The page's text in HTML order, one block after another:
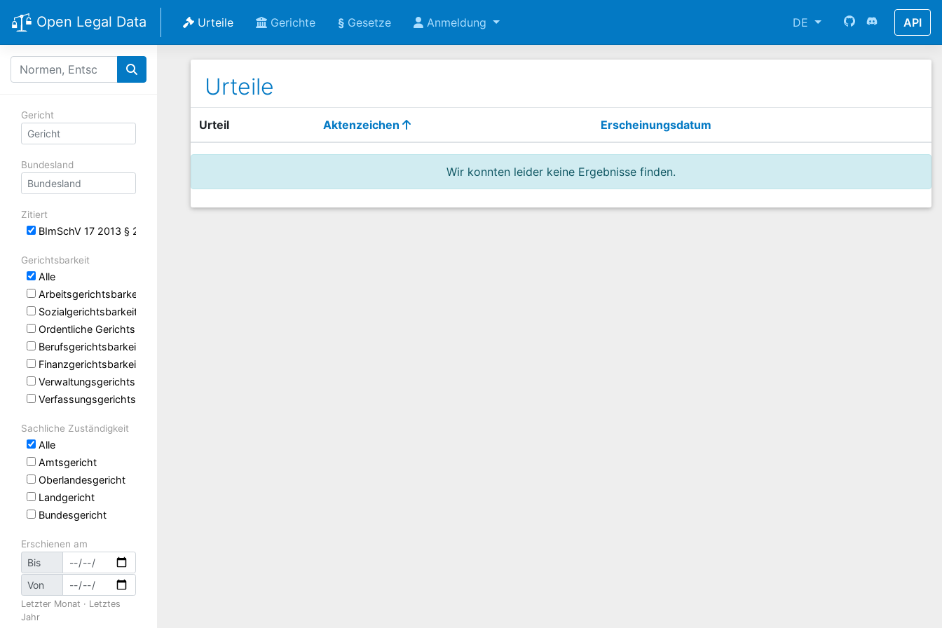
Open Legal Data Urteile Gerichte § Gesetze Anmeldung DE API
Gericht
Bundesland
Zitiert
BImSchV 17 2013 § 24 Zulassung von Ausnahmen
Gerichtsbarkeit
Alle
Arbeitsgerichtsbarkeit
Sozialgerichtsbarkeit
Ordentliche Gerichtsbarkeit
Berufsgerichtsbarkeit
Finanzgerichtsbarkeit
Verwaltungsgerichtsbarkeit
Verfassungsgerichtsbarkeit
Sachliche Zuständigkeit
Alle
Amtsgericht
Oberlandesgericht
Landgericht
Bundesgericht
Erschienen am
Bis
Von
Letzter Monat · Letztes
Jahr
Urteile
Urteil Aktenzeichen Erscheinungsdatum
Wir konnten leider keine Ergebnisse finden.